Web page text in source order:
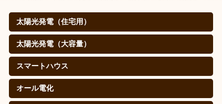
太陽光発電（住宅用）
太陽光発電（住宅用）
太陽光発電の仕組みは？
取扱メーカー
職人のこだわり(松本電気商会のこだわり)
施工例
寄棟屋根の皆さま
価格
導入効果（㊙真実データ）
太陽光発電（大容量）
太陽光発電（大容量）
シャープを選ぶ理由
施工実績
スマートハウス
スマートハウス
蓄電池（自給自足スタイル）
EV・PHEV(PHV)車充電システム
オール電化